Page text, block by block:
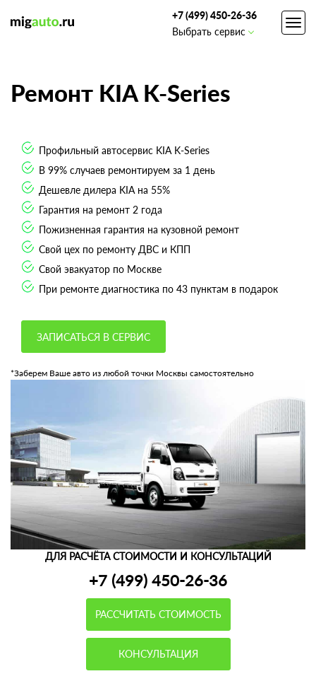
+7 (499) 450-26-36
Выбрать сервис
Ремонт KIA K-Series
Профильный автосервис KIA K-Series
В 99% случаев ремонтируем за 1 день
Дешевле дилера KIA на 55%
Гарантия на ремонт 2 года
Пожизненная гарантия на кузовной ремонт
Свой цех по ремонту ДВС и КПП
Свой эвакуатор по Москве
При ремонте диагностика по 43 пунктам в подарок
ЗАПИСАТЬСЯ В СЕРВИС
*Заберем Ваше авто из любой точки Москвы самостоятельно
ДЛЯ РАСЧЁТА СТОИМОСТИ И КОНСУЛЬТАЦИЙ
+7 (499) 450-26-36
РАССЧИТАТЬ СТОИМОСТЬ
КОНСУЛЬТАЦИЯ